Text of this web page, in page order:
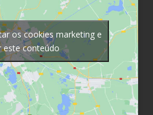
os cookies marketing e
este conteúdo